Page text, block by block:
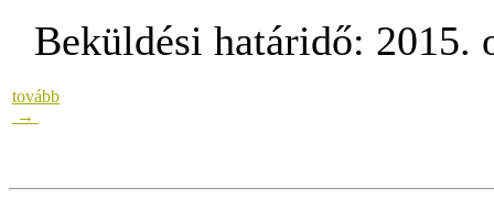
Beküldési határidő: 2015.
tovább
→